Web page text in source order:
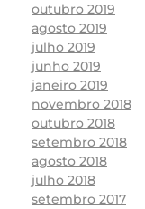
outubro 2019
agosto 2019
julho 2019
junho 2019
janeiro 2019
novembro 2018
outubro 2018
setembro 2018
agosto 2018
julho 2018
setembro 2017